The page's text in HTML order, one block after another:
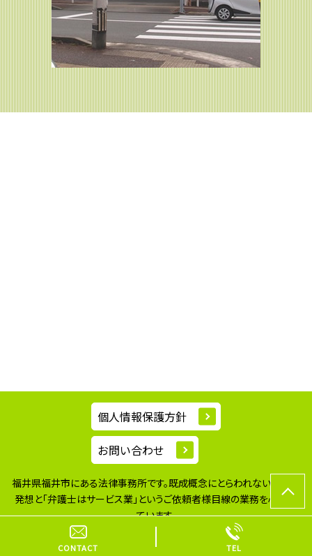
個人情報保護方針
お問い合わせ
福井県福井市にある法律事務所です。既成概念にとらわれない柔軟な
発想と「弁護士はサービス業」というご依頼者様目線の業務を心掛け
ています。